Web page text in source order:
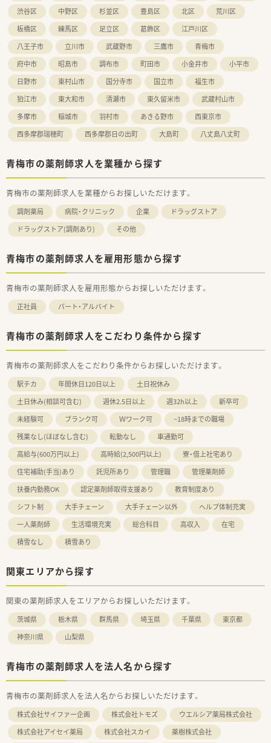
渋谷区 中野区 杉並区 豊島区 北区
荒川区
板橋区
練馬区 足立区 葛飾区
江戸川区
八王子市
立川市 武蔵野市 三鷹市
青梅市
府中市
昭島市 調布市 町田市 小金井市
小平市
日野市
東村山市 国分寺市 国立市
福生市
狛江市
東大和市 清瀬市 東久留米市
武蔵村山市
多摩市
稲城市 羽村市 あきる野市
西東京市
西多摩郡瑞穂町
西多摩郡日の出町 大島町 八丈島八丈町
青梅市の薬剤師求人を業種から探す
青梅市の薬剤師求人を業種からお探しいただけます。
調剤薬局 病院・クリニック 企業
ドラッグストア
ドラッグストア(調剤あり)
その他
青梅市の薬剤師求人を雇用形態から探す
青梅市の薬剤師求人を雇用形態からお探しいただけます。
正社員 パート・アルバイト
青梅市の薬剤師求人をこだわり条件から探す
青梅市の薬剤師求人をこだわり条件からお探しいただけます。
駅チカ 年間休日120日以上
土日祝休み
土日休み(相談可含む)
週休2.5日以上 週32h以上
新卒可
未経験可
ブランク可 Ｗワーク可
~18時までの職場
残業なし(ほぼなし含む)
転勤なし
車通勤可
高給与(600万円以上)
高時給(2,500円以上)
寮・借上社宅あり
住宅補助(手当)あり
託児所あり 管理職
管理薬剤師
扶養内勤務OK
認定薬剤師取得支援あり
教育制度あり
シフト制
大手チェーン 大手チェーン以外
ヘルプ体制充実
一人薬剤師
生活環境充実 総合科目 高収入
在宅
積雪なし
積雪あり
関東エリアから探す
関東の薬剤師求人をエリアからお探しいただけます。
茨城県 栃木県 群馬県 埼玉県 千葉県
東京都
神奈川県
山梨県
青梅市の薬剤師求人を法人名から探す
青梅市の薬剤師求人を法人名からお探しいただけます。
株式会社サイファー企画 株式会社トモズ
ウエルシア薬局株式会社
株式会社アイセイ薬局
株式会社スカイ
薬樹株式会社